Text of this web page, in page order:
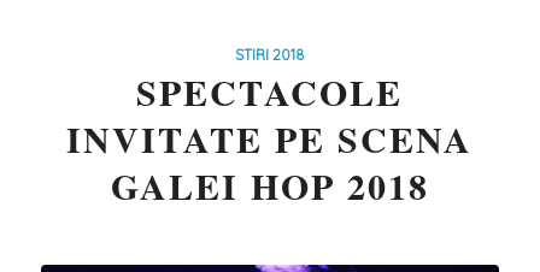
STIRI 2018
SPECTACOLE
INVITATE PE SCENA
GALEI HOP 2018